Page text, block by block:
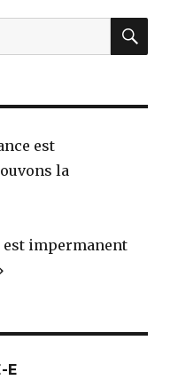
est
la
est impermanent
E